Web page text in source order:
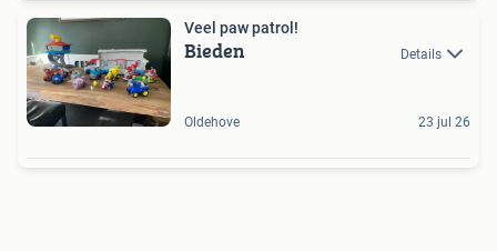
Veel paw patrol!
Bieden Details
Oldehove 23 jul 26